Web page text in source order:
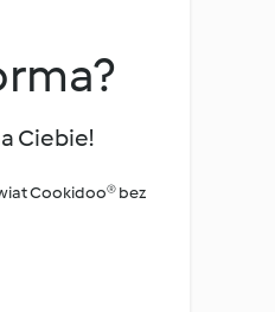
Ciebie!
Cookidoo® bez